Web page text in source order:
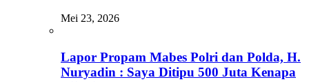
Mei 23, 2026
Lapor Propam Mabes Polri dan Polda, H.
Nuryadin : Saya Ditipu 500 Juta Kenapa